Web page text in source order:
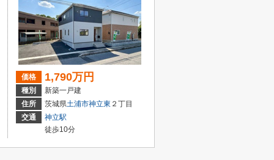
価格 1,790万円
種別
新築一戸建
住所
茨城県土浦市神立東 ２丁目
交通
神立駅
徒歩10分